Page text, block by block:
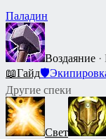
Паладин
Воздаяние
📖Гайд🛡
Другие спеки
Свет